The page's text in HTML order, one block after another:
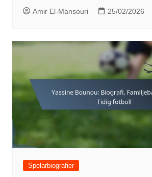
Amir El-Mansouri 25/02/2026
Spelarbiografier